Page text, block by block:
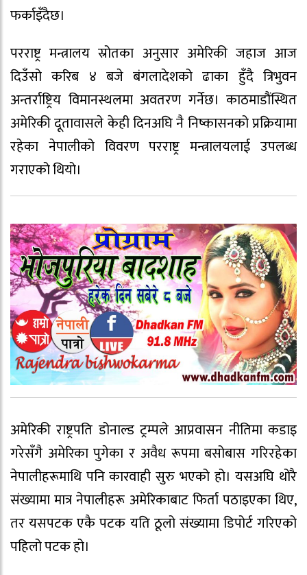
फर्काइँदैछ।
परराष्ट्र मन्त्रालय स्रोतका अनुसार अमेरिकी जहाज आज
दिउँसो करिब ४ बजे बंगलादेशको ढाका हुँदै त्रिभुवन
अन्तर्राष्ट्रिय विमानस्थलमा अवतरण गर्नेछ। काठमाडौंस्थित
अमेरिकी दूतावासले केही दिनअघि नै निष्कासनको प्रक्रियामा
रहेका नेपालीको विवरण परराष्ट्र मन्त्रालयलाई उपलब्ध
गराएको थियो।
अमेरिकी राष्ट्रपति डोनाल्ड ट्रम्पले आप्रवासन नीतिमा कडाइ
गरेसँगै अमेरिका पुगेका र अवैध रूपमा बसोबास गरिरहेका
नेपालीहरूमाथि पनि कारवाही सुरु भएको हो। यसअघि थोरै
संख्यामा मात्र नेपालीहरू अमेरिकाबाट फिर्ता पठाइएका थिए,
तर यसपटक एकै पटक यति ठूलो संख्यामा डिपोर्ट गरिएको
पहिलो पटक हो।